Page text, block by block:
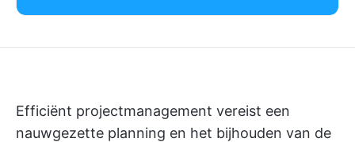
Efficiënt projectmanagement vereist een
nauwgezette planning en het bijhouden van de